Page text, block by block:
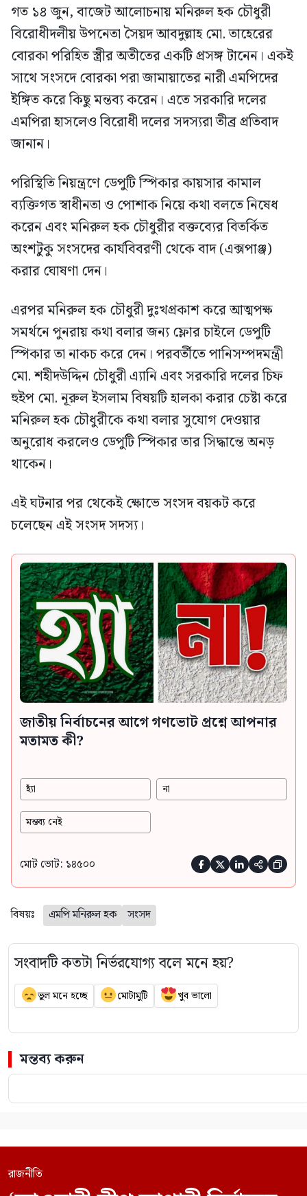
গত ১৪ জুন, বাজেট আলোচনায় মনিরুল হক চৌধুরী
বিরোধীদলীয় উপনেতা সৈয়দ আবদুল্লাহ মো. তাহেরের
বোরকা পরিহিত স্ত্রীর অতীতের একটি প্রসঙ্গ টানেন। একই
সাথে সংসদে বোরকা পরা জামায়াতের নারী এমপিদের
ইঙ্গিত করে কিছু মন্তব্য করেন। এতে সরকারি দলের
এমপিরা হাসলেও বিরোধী দলের সদস্যরা তীব্র প্রতিবাদ
জানান।
পরিস্থিতি নিয়ন্ত্রণে ডেপুটি স্পিকার কায়সার কামাল
ব্যক্তিগত স্বাধীনতা ও পোশাক নিয়ে কথা বলতে নিষেধ
করেন এবং মনিরুল হক চৌধুরীর বক্তব্যের বিতর্কিত
অংশটুকু সংসদের কার্যবিবরণী থেকে বাদ (এক্সপাঞ্জ)
করার ঘোষণা দেন।
এরপর মনিরুল হক চৌধুরী দুঃখপ্রকাশ করে আত্মপক্ষ
সমর্থনে পুনরায় কথা বলার জন্য ফ্লোর চাইলে ডেপুটি
স্পিকার তা নাকচ করে দেন। পরবর্তীতে পানিসম্পদমন্ত্রী
মো. শহীদউদ্দিন চৌধুরী এ্যানি এবং সরকারি দলের চিফ
হুইপ মো. নূরুল ইসলাম বিষয়টি হালকা করার চেষ্টা করে
মনিরুল হক চৌধুরীকে কথা বলার সুযোগ দেওয়ার
অনুরোধ করলেও ডেপুটি স্পিকার তার সিদ্ধান্তে অনড়
থাকেন।
এই ঘটনার পর থেকেই ক্ষোভে সংসদ বয়কট করে
চলেছেন এই সংসদ সদস্য।
জাতীয় নির্বাচনের আগে গণভোট প্রশ্নে আপনার
মতামত কী?
হ্যাঁ না
মন্তব্য নেই
মোট ভোট: ১৪৫০০     
বিষয়ঃ এমপি মনিরুল হক সংসদ
সংবাদটি কতটা নির্ভরযোগ্য বলে মনে হয়?
ভুল মনে হচ্ছে মোটামুটি খুব ভালো
মন্তব্য করুন
রাজনীতি